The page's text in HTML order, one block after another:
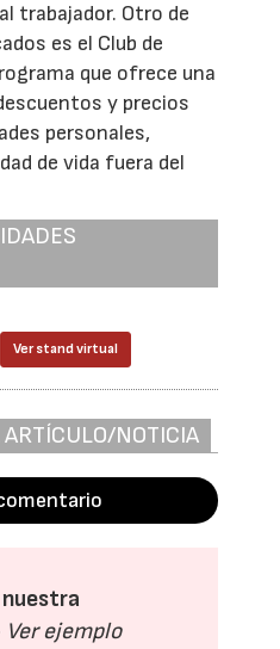
trabajador. Otro de
es el Club de
que ofrece una
y precios
personales,
de vida fuera del
Ver stand virtual
NOTICIA
nuestra
Ver ejemplo